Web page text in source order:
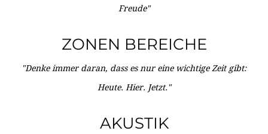
Freude"
ZONEN BEREICHE
"Denke immer daran, dass es nur eine wichtige Zeit gibt:
Heute. Hier. Jetzt."
AKUSTIK